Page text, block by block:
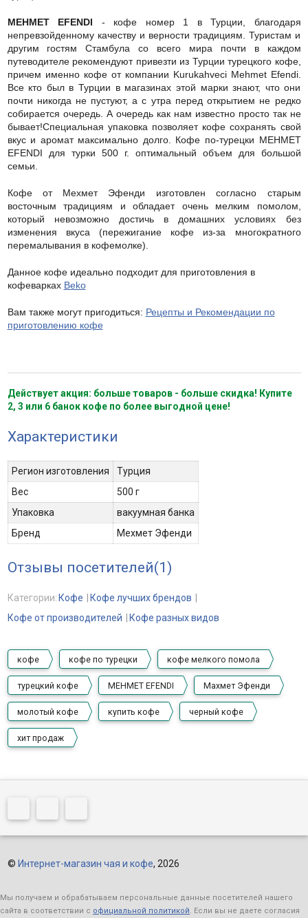
MEHMET EFENDI - кофе номер 1 в Турции, благодаря
непревзойденному качеству и верности традициям. Туристам и
другим гостям Стамбула со всего мира почти в каждом
путеводителе рекомендуют привезти из Турции турецкого кофе,
причем именно кофе от компании Kurukahveci Mehmet Efendi.
Все кто был в Турции в магазинах этой марки знают, что они
почти никогда не пустуют, а с утра перед открытием не редко
собирается очередь. А очередь как нам известно просто так не
бывает!Специальная упаковка позволяет кофе сохранять свой
вкус и аромат максимально долго. Кофе по-турецки MEHMET
EFENDI для турки 500 г. оптимальный объем для большой
семьи.
Кофе от Мехмет Эфенди изготовлен согласно старым
восточным традициям и обладает очень мелким помолом,
который невозможно достичь в домашних условиях без
изменения вкуса (пережигание кофе из-за многократного
перемалывания в кофемолке).
Данное кофе идеально подходит для приготовления в
кофеварках Beko
Вам также могут пригодиться: Рецепты и Рекомендации по
приготовлению кофе
Действует акция: больше товаров - больше скидка! Купите
2, 3 или 6 банок кофе по более выгодной цене!
Характеристики
Регион изготовления
Турция
Вес
500 г
Упаковка
вакуумная банка
Бренд
Мехмет Эфенди
Отзывы посетителей(1)
Категории: Кофе
Кофе лучших брендов
Кофе от производителей
Кофе разных видов
кофе кофе по турецки кофе мелкого помола
турецкий кофе MEHMET EFENDI Махмет Эфенди
молотый кофе купить кофе черный кофе
хит продаж
© Интернет-магазин чая и кофе, 2026
Мы получаем и обрабатываем персональные данные посетителей нашего
сайта в соответствии с официальной политикой. Если вы не даете согласия